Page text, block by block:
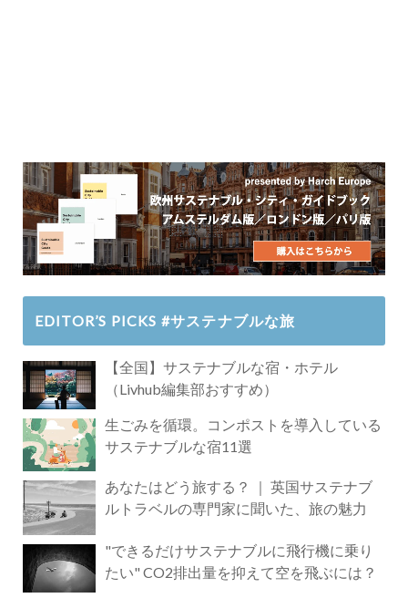
EDITOR’S PICKS #サステナブルな旅
【全国】サステナブルな宿・ホテル
（Livhub編集部おすすめ）
生ごみを循環。コンポストを導入している
サステナブルな宿11選
あなたはどう旅する？ ｜ 英国サステナブ
ルトラベルの専門家に聞いた、旅の魅力
"できるだけサステナブルに飛行機に乗り
たい" CO2排出量を抑えて空を飛ぶには？